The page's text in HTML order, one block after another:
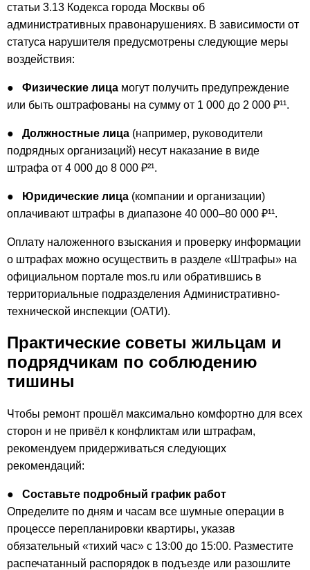
статьи 3.13 Кодекса города Москвы об
административных правонарушениях. В зависимости от
статуса нарушителя предусмотрены следующие меры
воздействия:
● Физические лица могут получить предупреждение
или быть оштрафованы на сумму от 1 000 до 2 000 ₽¹¹.
● Должностные лица (например, руководители
подрядных организаций) несут наказание в виде
штрафа от 4 000 до 8 000 ₽²¹.
● Юридические лица (компании и организации)
оплачивают штрафы в диапазоне 40 000–80 000 ₽¹¹.
Оплату наложенного взыскания и проверку информации
о штрафах можно осуществить в разделе «Штрафы» на
официальном портале mos.ru или обратившись в
территориальные подразделения Административно-
технической инспекции (ОАТИ).
Практические советы жильцам и
подрядчикам по соблюдению
тишины
Чтобы ремонт прошёл максимально комфортно для всех
сторон и не привёл к конфликтам или штрафам,
рекомендуем придерживаться следующих
рекомендаций:
● Составьте подробный график работ
Определите по дням и часам все шумные операции в
процессе перепланировки квартиры, указав
обязательный «тихий час» с 13:00 до 15:00. Разместите
распечатанный распорядок в подъезде или разошлите